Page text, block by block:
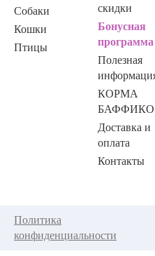
Собаки
Кошки
Птицы
скидки
Бонусная
программа
Полезная
КОРМА
БАФФИКО
Доставка и
оплата
Контакты
Политика
конфиденциальности